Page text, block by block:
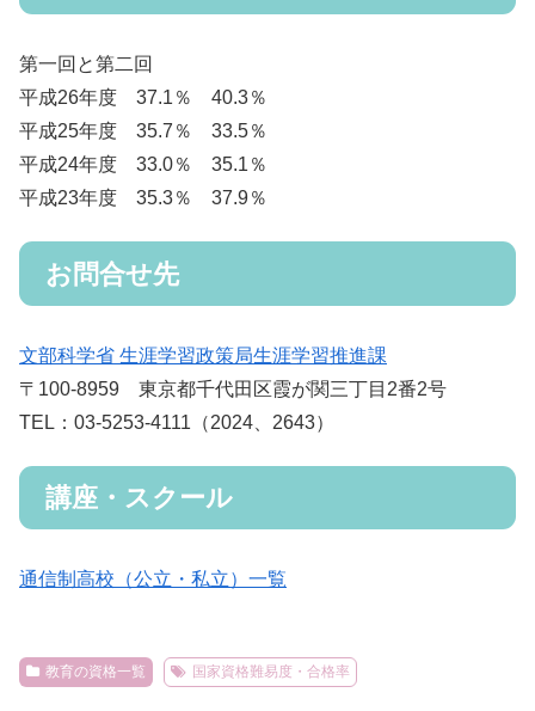
第一回と第二回
平成26年度 37.1％ 40.3％
平成25年度 35.7％ 33.5％
平成24年度 33.0％ 35.1％
平成23年度 35.3％ 37.9％
お問合せ先
文部科学省 生涯学習政策局生涯学習推進課
〒100-8959 東京都千代田区霞が関三丁目2番2号
TEL：03-5253-4111（2024、2643）
講座・スクール
通信制高校（公立・私立）一覧
教育の資格一覧 国家資格難易度・合格率